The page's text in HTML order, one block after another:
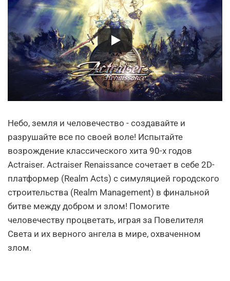
Небо, земля и человечество - создавайте и
разрушайте все по своей воле! Испытайте
возрождение классического хита 90-х годов
Actraiser. Actraiser Renaissance сочетает в себе 2D-
платформер (Realm Acts) с симуляцией городского
строительства (Realm Management) в финальной
битве между добром и злом! Помогите
человечеству процветать, играя за Повелителя
Света и их верного ангела в мире, охваченном
злом.